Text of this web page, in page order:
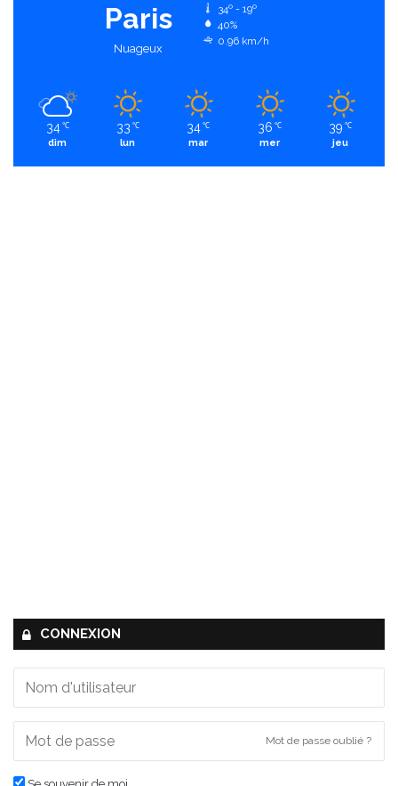
Paris
Nuageux
34º - 19º
40%
0.96 km/h
34 ℃
dim
33 ℃
lun
34 ℃
mar
36 ℃
mer
39 ℃
jeu
CONNEXION
Mot de passe oublié ?